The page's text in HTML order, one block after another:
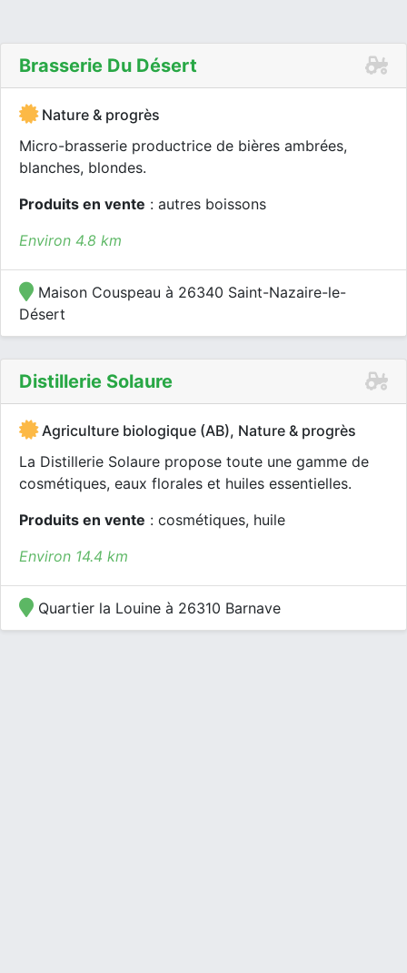
Brasserie Du Désert
Nature & progrès
Micro-brasserie productrice de bières ambrées,
blanches, blondes.
Produits en vente : autres boissons
Environ 4.8 km
Maison Couspeau à 26340 Saint-Nazaire-le-
Désert
Distillerie Solaure
Agriculture biologique (AB), Nature & progrès
La Distillerie Solaure propose toute une gamme de
cosmétiques, eaux florales et huiles essentielles.
Produits en vente : cosmétiques, huile
Environ 14.4 km
Quartier la Louine à 26310 Barnave